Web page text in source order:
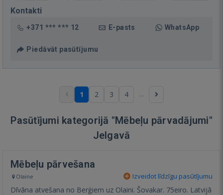
Kontakti
+371 *** *** 12 E-pasts WhatsApp
Piedāvāt pasūtījumu
1 2 3 4 ...
Pasūtījumi kategorijā "Mēbeļu pārvadājumi"
Jelgavā
Mēbeļu pārvešana
Olaine Izveidot līdzīgu pasūtījumu
Dīvāna atvešana no Berģiem uz Olaini. Šovakar. 75eiro. Latvijā